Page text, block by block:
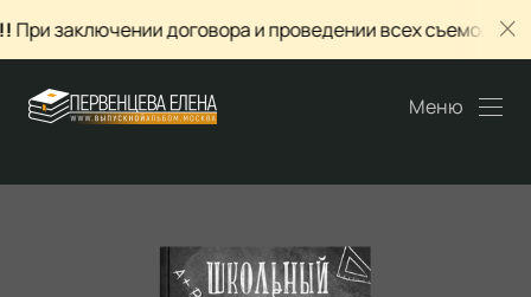
договора и проведении всех съемок в январе,
Меню